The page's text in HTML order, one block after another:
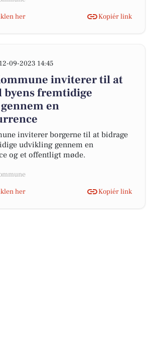
her
Kopiér link
12-09-2023 14:45
inviterer til at
byens fremtidige
en
inviterer borgerne til at bidrage
udvikling gennem en
og et offentligt møde.
her
Kopiér link